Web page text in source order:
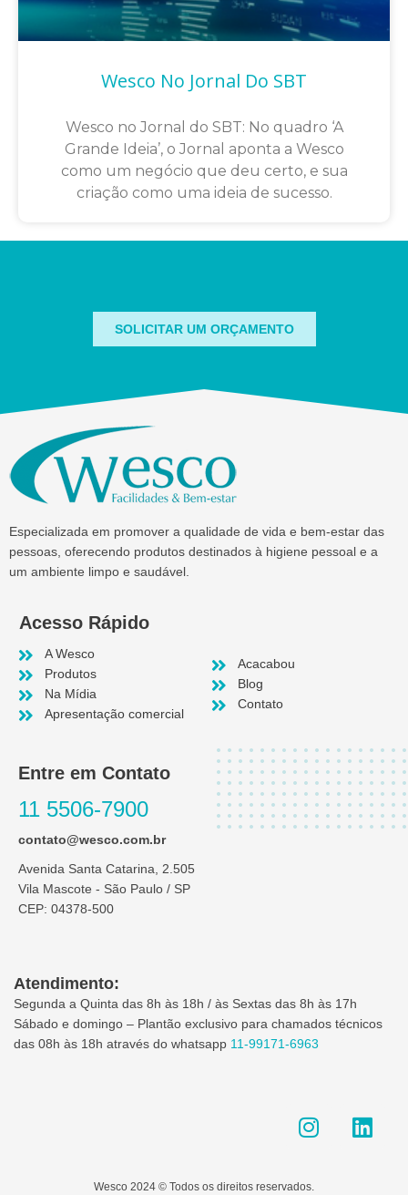
Wesco No Jornal Do SBT
Wesco no Jornal do SBT: No quadro ‘A
Grande Ideia’, o Jornal aponta a Wesco
como um negócio que deu certo, e sua
criação como uma ideia de sucesso.
SOLICITAR UM ORÇAMENTO
Especializada em promover a qualidade de vida e bem-estar das
pessoas, oferecendo produtos destinados à higiene pessoal e a
um ambiente limpo e saudável.
Acesso Rápido
A Wesco
Produtos
Na Mídia
Apresentação comercial
Acacabou
Blog
Contato
Entre em Contato
11 5506-7900
contato@wesco.com.br
Avenida Santa Catarina, 2.505
Vila Mascote - São Paulo / SP
CEP: 04378-500
Atendimento:
Segunda a Quinta das 8h às 18h / às Sextas das 8h às 17h
Sábado e domingo – Plantão exclusivo para chamados técnicos
das 08h às 18h através do whatsapp 11-99171-6963
n i
Wesco 2024 © Todos os direitos reservados.